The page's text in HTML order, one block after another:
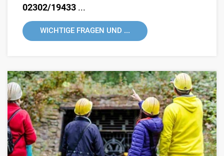
02302/19433 ...
WICHTIGE FRAGEN UND ...